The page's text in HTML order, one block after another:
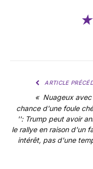
ARTICLE
« Nuageux avec
chance d'une foule
'': Trump peut avoir
le rallye en raison d'un
intérêt, pas d'une